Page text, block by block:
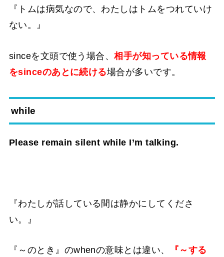
『トムは病気なので、わたしはトムをつれていけ
ない。』
sinceを文頭で使う場合、相手が知っている情報
をsinceのあとに続ける場合が多いです。
while
Please remain silent while I’m talking.
『わたしが話している間は静かにしてくださ
い。』
『～のとき』のwhenの意味とは違い、
『～する